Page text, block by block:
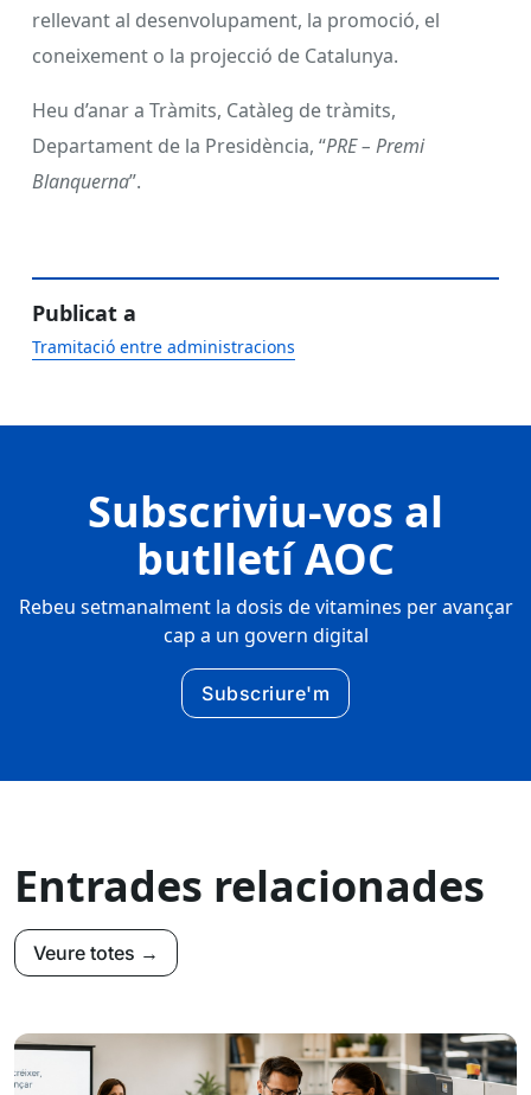
rellevant al desenvolupament, la promoció, el
coneixement o la projecció de Catalunya.
Heu d’anar a Tràmits, Catàleg de tràmits,
Departament de la Presidència, “PRE – Premi
Blanquerna”.
Publicat a
Tramitació entre administracions
Subscriviu-vos al
butlletí AOC
Rebeu setmanalment la dosis de vitamines per avançar
cap a un govern digital
Subscriure'm
Entrades relacionades
Veure totes →